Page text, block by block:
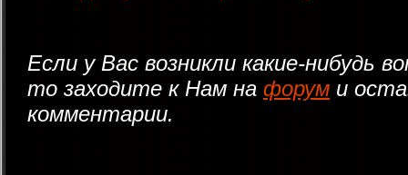
Если у Вас возникли какие-нибудь
то заходите к Нам на форум и
комментарии.